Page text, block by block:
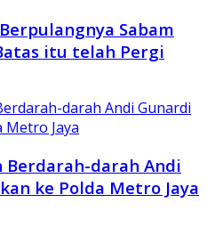
Sabam
itu telah Pergi
Berdarah-darah Andi
ke Polda Metro Jaya